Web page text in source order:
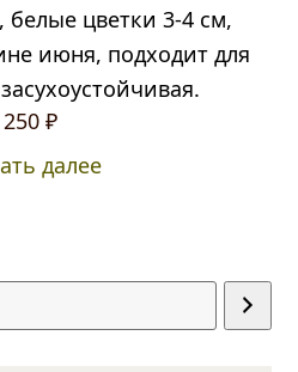
белые цветки 3-4 см,
июня, подходит для
250 ₽
далее